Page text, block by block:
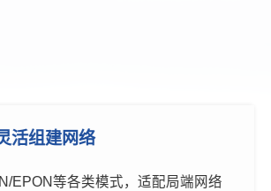
活组建网络
EPON等各类模式，适配局端网络